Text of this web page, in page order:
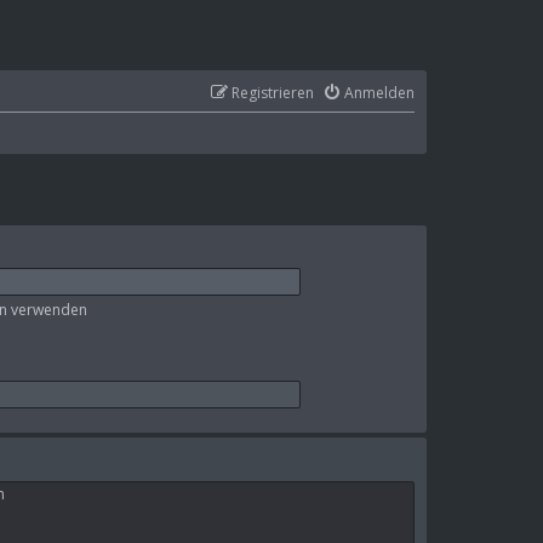
Anmelden
Registrieren
verwenden